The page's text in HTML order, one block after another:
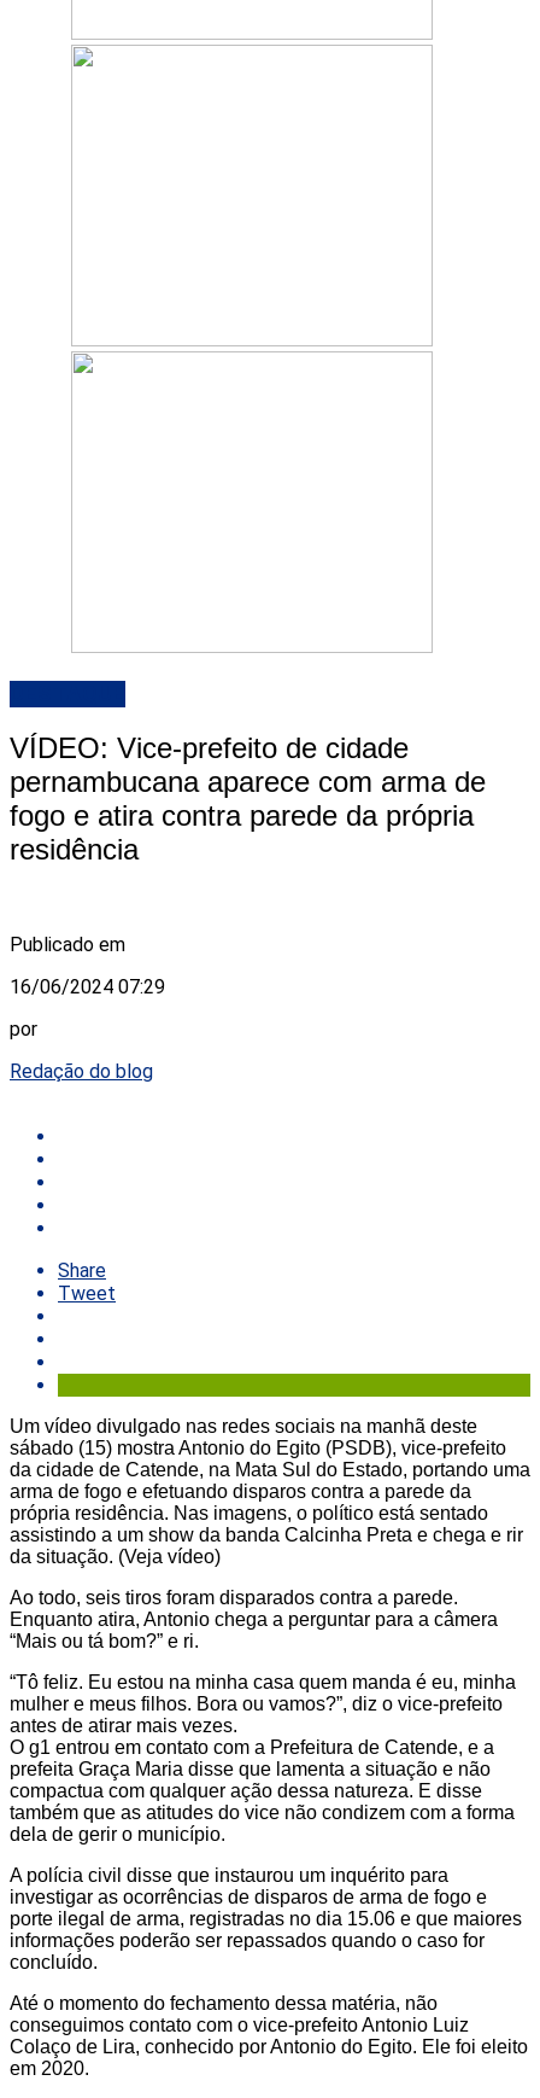
VÍDEO: Vice-prefeito de cidade
pernambucana aparece com arma de
fogo e atira contra parede da própria
residência
Publicado em
16/06/2024 07:29
por
Redação do blog
Share
Tweet
Um vídeo divulgado nas redes sociais na manhã deste
sábado (15) mostra Antonio do Egito (PSDB), vice-prefeito
da cidade de Catende, na Mata Sul do Estado, portando uma
arma de fogo e efetuando disparos contra a parede da
própria residência. Nas imagens, o político está sentado
assistindo a um show da banda Calcinha Preta e chega e rir
da situação. (Veja vídeo)
Ao todo, seis tiros foram disparados contra a parede.
Enquanto atira, Antonio chega a perguntar para a câmera
“Mais ou tá bom?” e ri.
“Tô feliz. Eu estou na minha casa quem manda é eu, minha
mulher e meus filhos. Bora ou vamos?”, diz o vice-prefeito
antes de atirar mais vezes.
O g1 entrou em contato com a Prefeitura de Catende, e a
prefeita Graça Maria disse que lamenta a situação e não
compactua com qualquer ação dessa natureza. E disse
também que as atitudes do vice não condizem com a forma
dela de gerir o município.
A polícia civil disse que instaurou um inquérito para
investigar as ocorrências de disparos de arma de fogo e
porte ilegal de arma, registradas no dia 15.06 e que maiores
informações poderão ser repassados quando o caso for
concluído.
Até o momento do fechamento dessa matéria, não
conseguimos contato com o vice-prefeito Antonio Luiz
Colaço de Lira, conhecido por Antonio do Egito. Ele foi eleito
em 2020.